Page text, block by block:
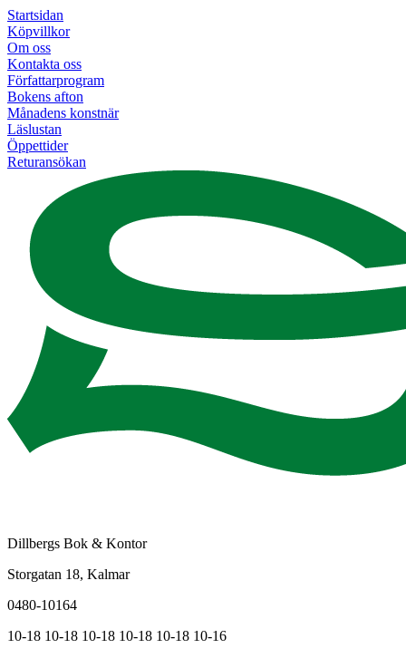
Startsidan
Köpvillkor
Om oss
Kontakta oss
Författarprogram
Bokens afton
Månadens konstnär
Läslustan
Öppettider
Returansökan
Dillbergs Bok & Kontor
Storgatan 18, Kalmar
0480-10164
10-18 10-18 10-18 10-18 10-18 10-16